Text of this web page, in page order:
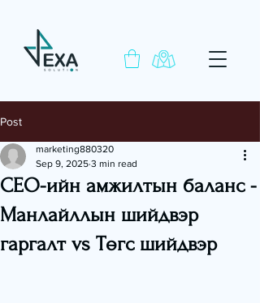
Post
CEO-ийн амжилтын баланс -
Манлайллын шийдвэр
гаргалт vs Төгс шийдвэр
marketing880320
Sep 9, 2025 3 min read